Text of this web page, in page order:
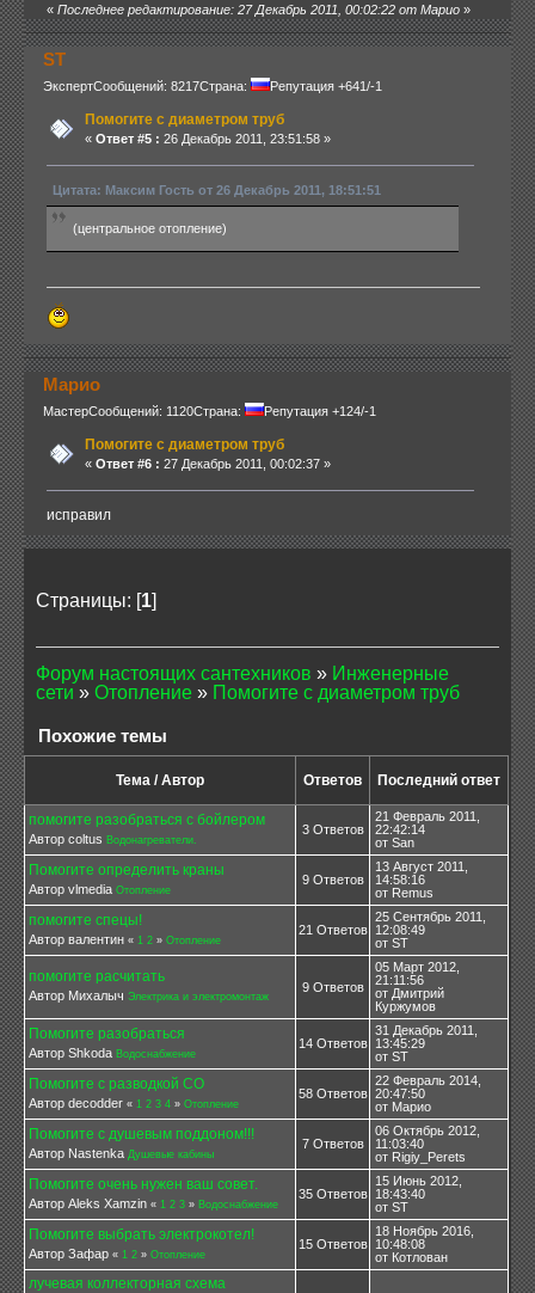
« Последнее редактирование: 27 Декабрь 2011, 00:02:22 от Марио»
ST
ЭкспертСообщений: 8217Страна: Репутация +641/-1
Помогите с диаметром труб
« Ответ #5 : 26 Декабрь 2011, 23:51:58 »
Цитата: Максим Гость от 26 Декабрь 2011, 18:51:51
(центральное отопление)
Марио
МастерСообщений: 1120Страна: Репутация +124/-1
Помогите с диаметром труб
« Ответ #6 : 27 Декабрь 2011, 00:02:37 »
исправил
Страницы: [ 1
Форум настоящих сантехников » Инженерные
сети » Отопление » Помогите с диаметром труб
Похожие темы
Тема / Автор Ответов Последний ответ
помогите разобраться с бойлером
Автор coltus Водонагреватели.
3 Ответов
21 Февраль 2011,
22:42:14
от San
Помогите определить краны
Автор vlmedia Отопление
9 Ответов
13 Август 2011,
14:58:16
от Remus
помогите спецы!
Автор валентин « 1 2 » Отопление
21 Ответов
25 Сентябрь 2011,
12:08:49
от ST
помогите расчитать
Автор Михалыч Электрика и электромонтаж
9 Ответов
05 Март 2012,
21:11:56
от Дмитрий
Куржумов
Помогите разобраться
Автор Shkoda Водоснабжение
14 Ответов
31 Декабрь 2011,
13:45:29
от ST
Помогите с разводкой СО
Автор decodder « 1 2 3 4 » Отопление
58 Ответов
22 Февраль 2014,
20:47:50
от Марио
Помогите с душевым поддоном!!!
Автор Nastenka Душевые кабины
7 Ответов
06 Октябрь 2012,
11:03:40
от Rigiy_Perets
Помогите очень нужен ваш совет.
Автор Aleks Xamzin « 1 2 3 » Водоснабжение
35 Ответов
15 Июнь 2012,
18:43:40
от ST
Помогите выбрать электрокотел!
Автор Зафар « 1 2 » Отопление
15 Ответов
18 Ноябрь 2016,
10:48:08
от Котлован
лучевая коллекторная схема